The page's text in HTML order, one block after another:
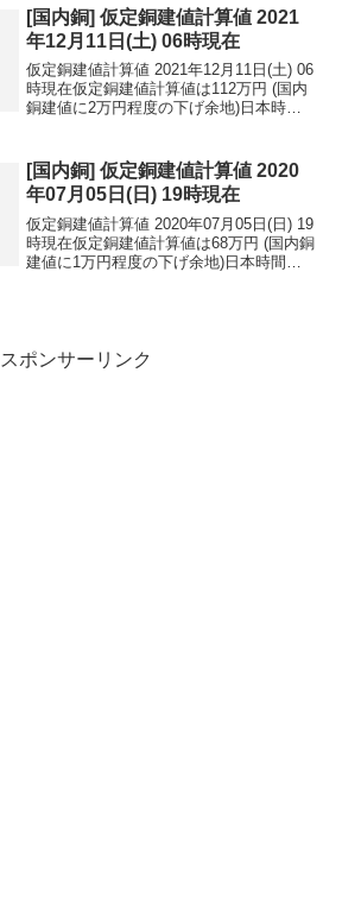
民元：1...
[国内銅] 仮定銅建値計算値 2021
年12月11日(土) 06時現在
仮定銅建値計算値 2021年12月11日(土) 06
時現在仮定銅建値計算値は112万円 (国内
銅建値に2万円程度の下げ余地)日本時間
民元：...
[国内銅] 仮定銅建値計算値 2020
年07月05日(日) 19時現在
仮定銅建値計算値 2020年07月05日(日) 19
時現在仮定銅建値計算値は68万円 (国内銅
建値に1万円程度の下げ余地)日本時間
スポンサーリンク